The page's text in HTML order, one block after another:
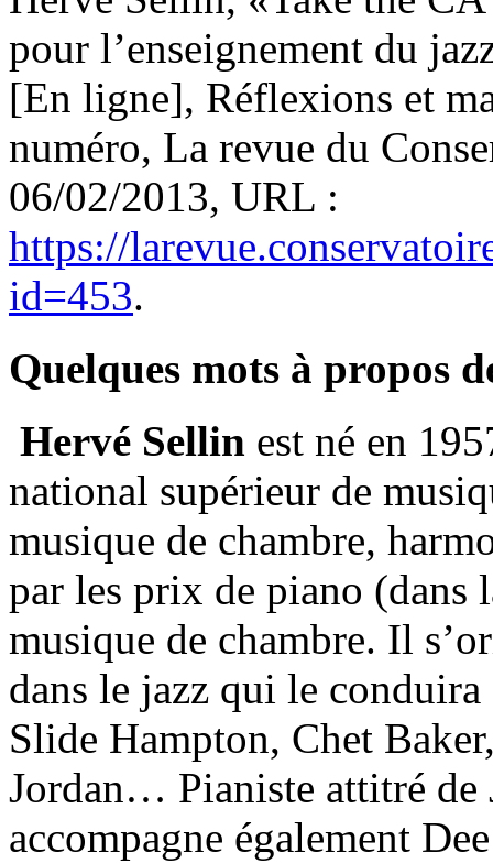
pour l’enseignement du
[En ligne], Réflexions et
numéro, La revue du
06/02/2013, URL :
https://
id=453.
Quelques mots à propos
Hervé Sellin est né en
national supérieur de
musique de chambre,
par les prix de piano (dans
musique de chambre. Il
dans le jazz qui le
Slide Hampton, Chet
Jordan… Pianiste attitré
accompagne également